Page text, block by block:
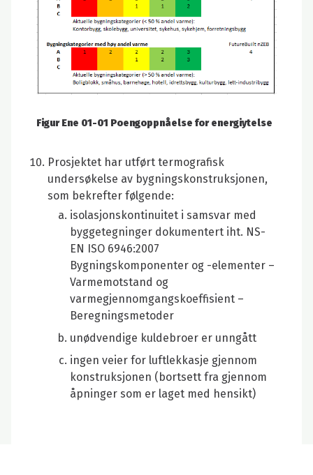
Figur Ene 01-01 Poengoppnåelse for energiytelse
Prosjektet har utført termografisk
undersøkelse av bygningskonstruksjonen,
som bekrefter følgende:
isolasjonskontinuitet i samsvar med
byggetegninger dokumentert iht. NS-
EN ISO 6946:2007
Bygningskomponenter og -elementer –
Varmemotstand og
varmegjennomgangskoeffisient –
Beregningsmetoder
unødvendige kuldebroer er unngått
ingen veier for luftlekkasje gjennom
konstruksjonen (bortsett fra gjennom
åpninger som er laget med hensikt)